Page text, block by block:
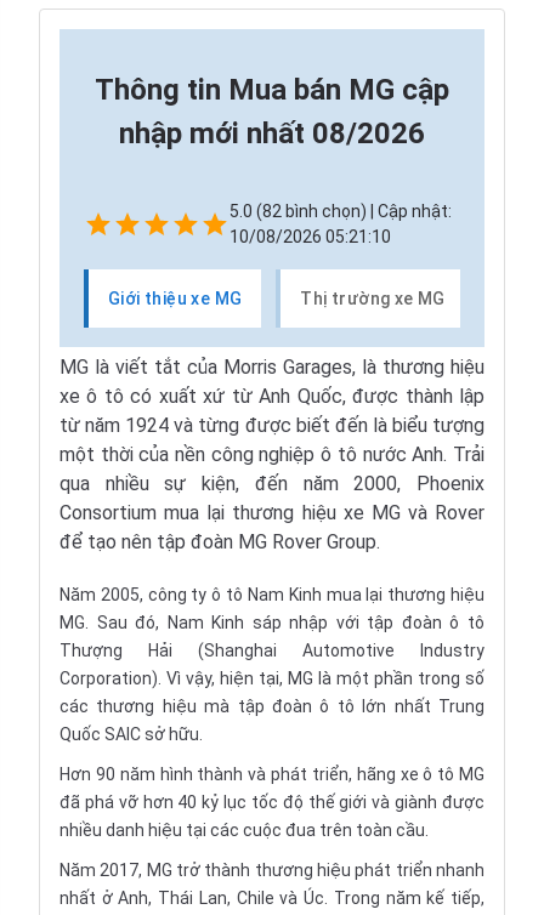
Thông tin Mua bán MG cập
nhập mới nhất 08/2026
5.0 (82 bình chọn) | Cập nhật:
10/08/2026 05:21:10
Giới thiệu xe MG Thị trường xe MG
MG là viết tắt của Morris Garages, là thương hiệu
xe ô tô có xuất xứ từ Anh Quốc, được thành lập
từ năm 1924 và từng được biết đến là biểu tượng
một thời của nền công nghiệp ô tô nước Anh. Trải
qua nhiều sự kiện, đến năm 2000, Phoenix
Consortium mua lại thương hiệu xe MG và Rover
để tạo nên tập đoàn MG Rover Group.
Năm 2005, công ty ô tô Nam Kinh mua lại thương hiệu
MG. Sau đó, Nam Kinh sáp nhập với tập đoàn ô tô
Thượng Hải (Shanghai Automotive Industry
Corporation). Vì vậy, hiện tại, MG là một phần trong số
các thương hiệu mà tập đoàn ô tô lớn nhất Trung
Quốc SAIC sở hữu.
Hơn 90 năm hình thành và phát triển, hãng xe ô tô MG
đã phá vỡ hơn 40 kỷ lục tốc độ thế giới và giành được
nhiều danh hiệu tại các cuộc đua trên toàn cầu.
Năm 2017, MG trở thành thương hiệu phát triển nhanh
nhất ở Anh, Thái Lan, Chile và Úc. Trong năm kế tiếp,